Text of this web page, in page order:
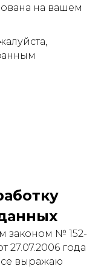
на вашем
законом № 152-
27.07.2006 года
выражаю